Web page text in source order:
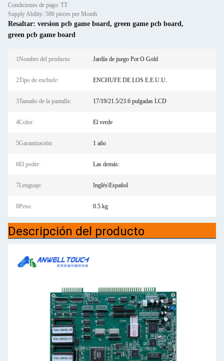
Condiciones de pago: TT
Supply Ability: 500 pieces per Month
Resaltar: version pcb game board, green game pcb board,
green pcb game board
1Nombre del producto: Jardín de juego Pot O Gold
2Tipo de enchufe: ENCHUFE DE LOS E.E.U.U.
3Tamaño de la pantalla: 17/19/21.5/23.6 pulgadas LCD
4Color: El verde
5Garantización: 1 año
6El poder: Las demás:
7Lenguaje: Inglés\Español
8Peso: 0.5 kg
Descripción del producto